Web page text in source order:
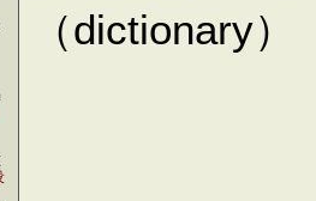
（dictionary）